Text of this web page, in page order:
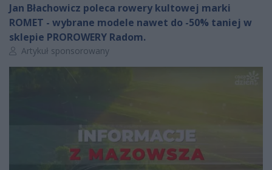
Jan Błachowicz poleca rowery kultowej marki
ROMET - wybrane modele nawet do -50% taniej w
sklepie PROROWERY Radom.
Autor artykułu:
Artykuł sponsorowany